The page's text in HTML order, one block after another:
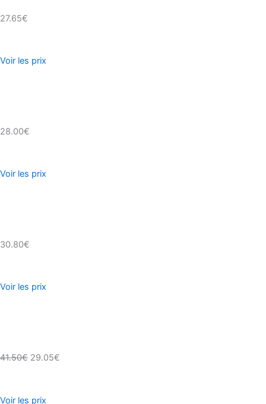
27.65€
Voir les prix
28.00€
Voir les prix
30.80€
Voir les prix
41.50€ 29.05€
Voir les prix